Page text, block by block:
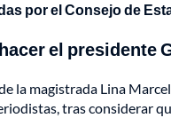
por el Consejo de
el presidente
la magistrada Lina
tras considerar